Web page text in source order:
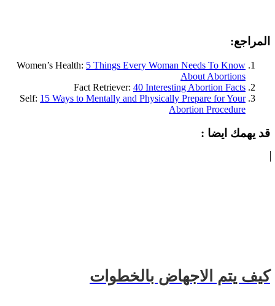
المراجع:
Women’s Health: 5 Things Every Woman Needs To Know
About Abortions
Fact Retriever: 40 Interesting Abortion Facts
Self: 15 Ways to Mentally and Physically Prepare for Your
Abortion Procedure
قد يهمك ايضا :
كيف يتم الاجهاض بالخطوات